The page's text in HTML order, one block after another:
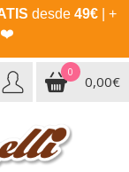
desde 49€| +
❤️
0
0,00€